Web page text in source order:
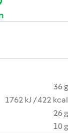
36 g
1762 kJ / 422 kcal
26 g
10 g